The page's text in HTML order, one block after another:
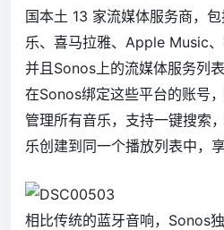
国本土 13 家流媒体服务商，
乐、喜马拉雅、Apple Music
并且Sonos上的流媒体服务列
在Sonos绑定这些平台的账号
管理所有音乐，支持一键搜索
乐创建到同一个播放列表中，
相比传统的蓝牙音响，Sonos